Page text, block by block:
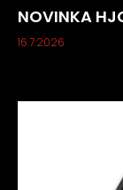
NOVINKA
16.7.2026